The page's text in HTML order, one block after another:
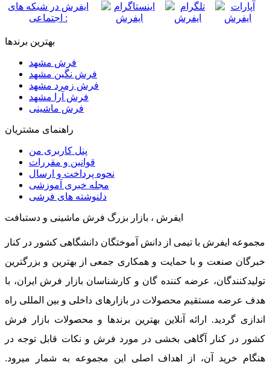
ایفرش در شبکه های
اجتماعی :
بهترین برندها
فرش مشهد
فرش نگین مشهد
فرش زمرد مشهد
فرش آرا مشهد
فرش ماشینی
راهنمای مشتریان
پنل کاربری من
قوانین و مقررات
نحوه پرداخت و ارسال
مجله خبری آموزشی
دلنوشته های فرشی
ایفرش ، بازار بزرگ فرش ماشینی و دستبافت
مجموعه ایفرش با تیمی از دانش آموختگان دانشگاهی کشور در کنار
خبرگان صنعت و با حمایت و همکاری جمعی از بهترین و بزرگترین
تولیدکنندگان، عرضه کننده گان و کارشناسان بازار فرش ایران، با
هدف عرضه مستقیم محصولات در بازارهای داخلی و بین المللی راه
اندازی گردید. ارائه آنلاین بهترین برندها و محصولات بازار فرش
کشور در کنار آگاهی بخشی در مورد فرش و نکات قابل توجه در
هنگام خرید آن، از اهداف اصلی این مجموعه به شمار میرود.